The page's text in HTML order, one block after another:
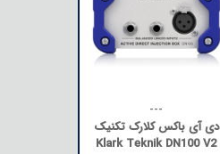
---
دی آی باکس کلارک تکنیک
Klark Teknik DN100 V2